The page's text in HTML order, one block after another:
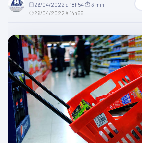
26/04/2022 à 18h54⏱ 3 min
26/04/2022 à 14h55